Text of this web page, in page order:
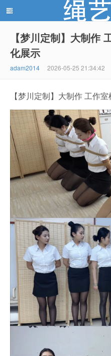
绳艺绳模
模特 - 绳艺工作室 - 绳模
【梦川定制】大制作
化展示
adam2014 2026-05-25 21:34:42
【梦川定制】大制作 工作